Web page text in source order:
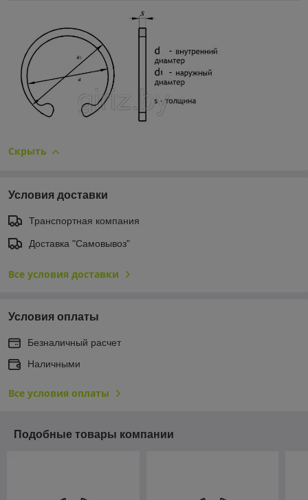
Скрыть
Условия доставки
Транспортная компания
Доставка "Самовывоз"
Все условия доставки
Условия оплаты
Безналичный расчет
Наличными
Все условия оплаты
Подобные товары компании